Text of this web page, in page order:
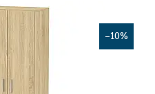
–10%